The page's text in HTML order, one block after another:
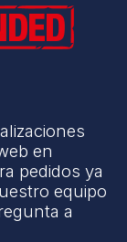
en
pedidos ya
equipo
a